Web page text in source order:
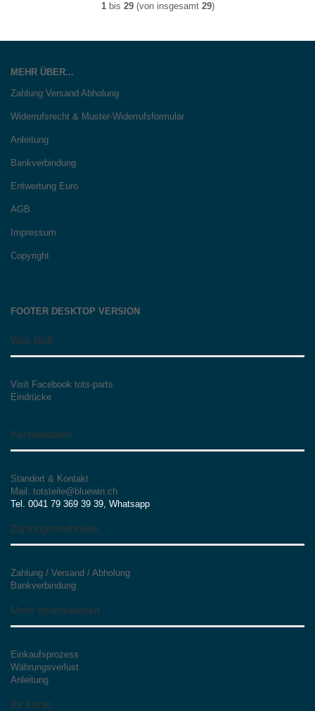
1bis 29(von insgesamt 29)
MEHR ÜBER...
Zahlung Versand Abholung
Widerrufsrecht & Muster-Widerrufsformular
Anleitung
Bankverbindung
Entwertung Euro
AGB
Impressum
Copyright
FOOTER DESKTOP VERSION
Was läuft
Visit Facebook tots-parts
Eindrücke
Kontaktdaten
Standort & Kontakt
Mail: totsteile@bluewin.ch
Tel. 0041 79 369 39 39, Whatsapp
Zahlungsmethoden
Zahlung / Versand / Abholung
Bankverbindung
Mehr Informationen
Einkaufsprozess
Währungsverlust
Anleitung
Ihr Konto